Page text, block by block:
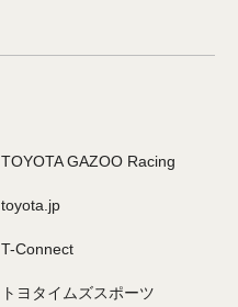
TOYOTA GAZOO Racing
toyota.jp
T-Connect
トヨタイムズスポーツ